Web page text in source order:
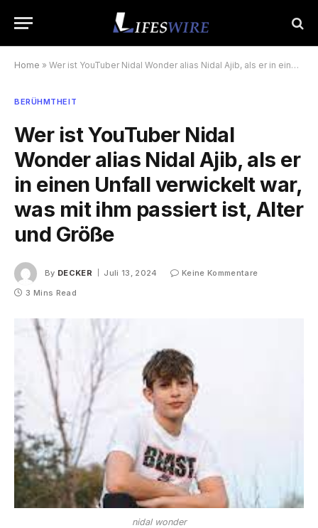
Home » Wer ist YouTuber Nidal Wonder alias Nidal Ajib, als er in einen Unfall verwickelt war, was mit ihm passiert ist, Alter und Größe
BERÜHMTHEIT
Wer ist YouTuber Nidal
Wonder alias Nidal Ajib, als er
in einen Unfall verwickelt war,
was mit ihm passiert ist, Alter
und Größe
By DECKER Juli 13, 2024
Keine Kommentare
3 Mins Read
nidal wonder